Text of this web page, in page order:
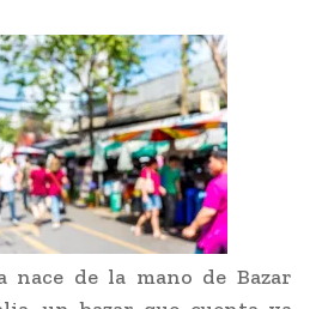
nace de la mano de Bazar